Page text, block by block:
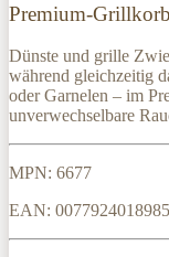
Premium-
Dünste und grille
während gleichzeitig
oder Garnelen – im
unverwechselbare
MPN: 6677
EAN: 0077924018985